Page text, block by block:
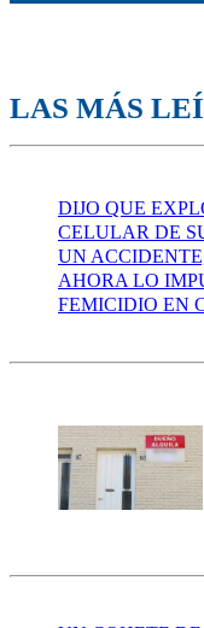
LAS MÁS
DIJO QUE
CELULAR DE
UN
AHORA LO
FEMICIDIO EN